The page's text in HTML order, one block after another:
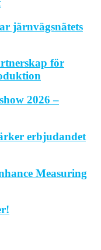
järnvägsnätets
för
2026 –
erbjudandet
Measuring